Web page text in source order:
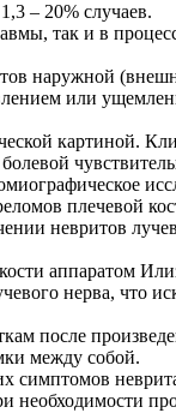
– 20% случаев.
так и в
наружной
или
картиной.
плечевой
невритов
аппаратом
нерва, что
после
между собой.
необходимости